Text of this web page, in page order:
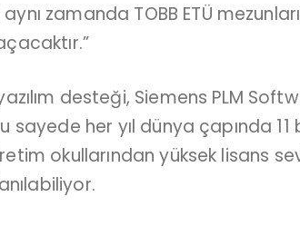
zamanda TOBB ETÜ
desteği, Siemens PLM
sayede her yıl dünya çapında
okullarından yüksek lisans